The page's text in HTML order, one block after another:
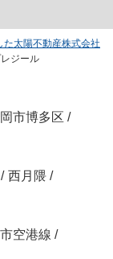
太陽不動産株式会社
ジール
市博多区 /
/ 西月隈 /
空港線 /